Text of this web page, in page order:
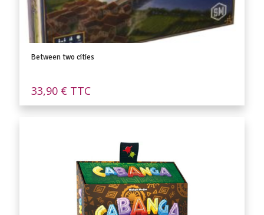
Between two cities
33,90 € TTC